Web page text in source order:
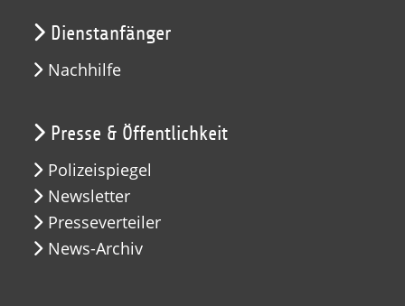
Dienstanfänger
Nachhilfe
Presse & Öffentlichkeit
Polizeispiegel
Newsletter
Presseverteiler
News-Archiv